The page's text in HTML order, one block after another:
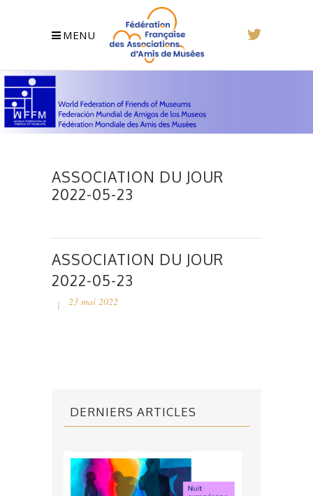
MENU
ASSOCIATION DU JOUR
2022-05-23
ASSOCIATION DU JOUR
2022-05-23
23 mai 2022
DERNIERS ARTICLES